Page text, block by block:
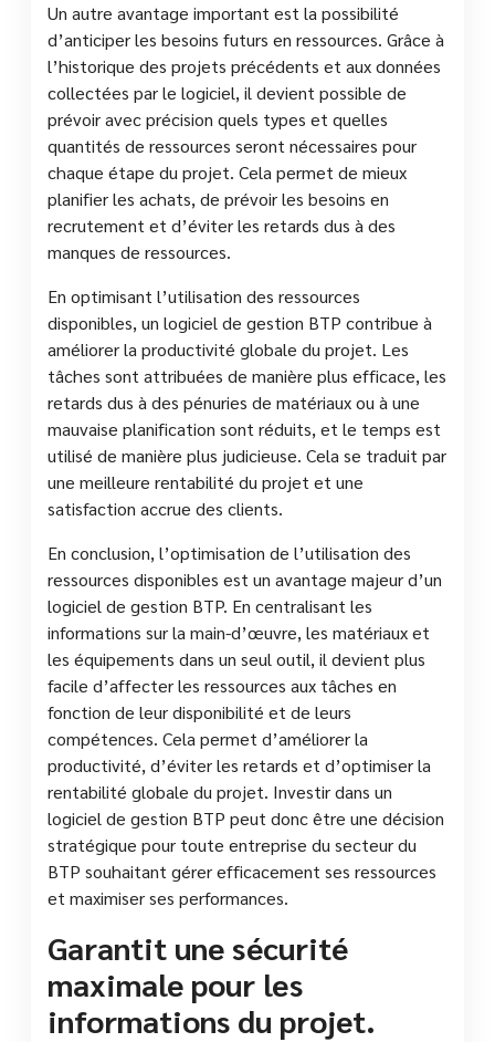
Un autre avantage important est la possibilité
d’anticiper les besoins futurs en ressources. Grâce à
l’historique des projets précédents et aux données
collectées par le logiciel, il devient possible de
prévoir avec précision quels types et quelles
quantités de ressources seront nécessaires pour
chaque étape du projet. Cela permet de mieux
planifier les achats, de prévoir les besoins en
recrutement et d’éviter les retards dus à des
manques de ressources.
En optimisant l’utilisation des ressources
disponibles, un logiciel de gestion BTP contribue à
améliorer la productivité globale du projet. Les
tâches sont attribuées de manière plus efficace, les
retards dus à des pénuries de matériaux ou à une
mauvaise planification sont réduits, et le temps est
utilisé de manière plus judicieuse. Cela se traduit par
une meilleure rentabilité du projet et une
satisfaction accrue des clients.
En conclusion, l’optimisation de l’utilisation des
ressources disponibles est un avantage majeur d’un
logiciel de gestion BTP. En centralisant les
informations sur la main-d’œuvre, les matériaux et
les équipements dans un seul outil, il devient plus
facile d’affecter les ressources aux tâches en
fonction de leur disponibilité et de leurs
compétences. Cela permet d’améliorer la
productivité, d’éviter les retards et d’optimiser la
rentabilité globale du projet. Investir dans un
logiciel de gestion BTP peut donc être une décision
stratégique pour toute entreprise du secteur du
BTP souhaitant gérer efficacement ses ressources
et maximiser ses performances.
Garantit une sécurité
maximale pour les
informations du projet.